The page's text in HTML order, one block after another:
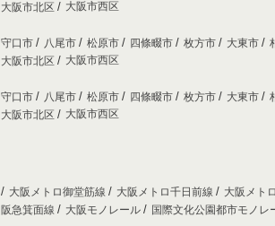
大阪市北区 大阪市西区
守口市 八尾市 松原市 四條畷市 枚方市 大東市
大阪市北区 大阪市西区
守口市 八尾市 松原市 四條畷市 枚方市 大東市
大阪市北区 大阪市西区
大阪メトロ御堂筋線 大阪メトロ千日前線 大阪メト
阪急箕面線 大阪モノレール 国際文化公園都市モノレ